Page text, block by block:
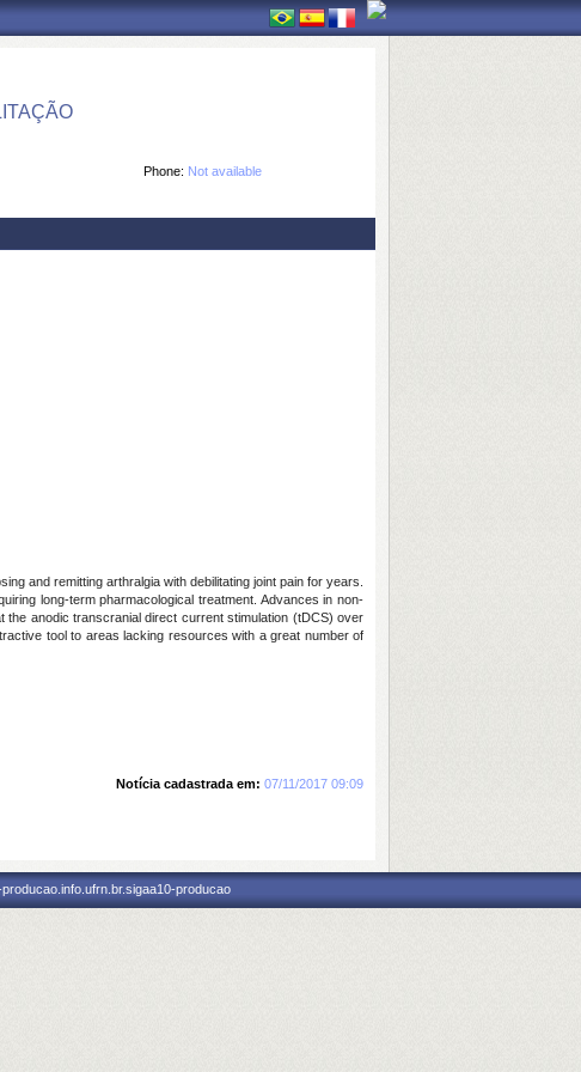
Phone: Not available
and remitting arthralgia with debilitating joint pain for years.
long-term pharmacological treatment. Advances in non-
anodic transcranial direct current stimulation (tDCS) over
tool to areas lacking resources with a great number of
Notícia cadastrada em: 07/11/2017 09:09
producao